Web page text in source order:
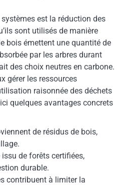
est la réduction des
sont utilisés de manière
bois émettent une quantité de
par les arbres durant
des choix neutres en carbone.
gérer les ressources
raisonnée des déchets
quelques avantages concrets
de résidus de bois,
de forêts certifiées,
durable.
contribuent à limiter la